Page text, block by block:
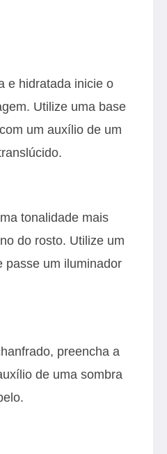
e hidratada inicie o
Utilize uma base
um auxílio de um
tonalidade mais
do rosto. Utilize um
passe um iluminador
preencha a
de uma sombra